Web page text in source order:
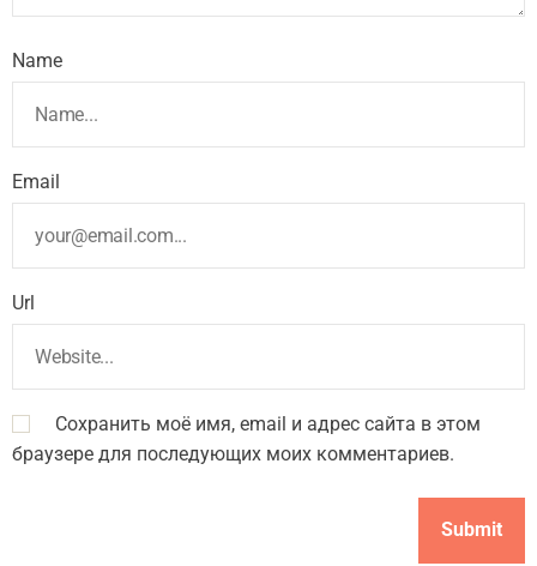
Name
Email
Url
Сохранить моё имя, email и адрес сайта в этом
браузере для последующих моих комментариев.